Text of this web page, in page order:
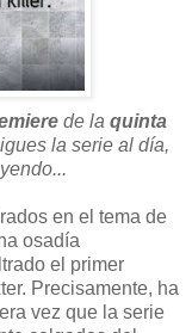
de la quinta
la serie al día,
en el tema de
osadía
el primer
Precisamente, ha
vez que la serie